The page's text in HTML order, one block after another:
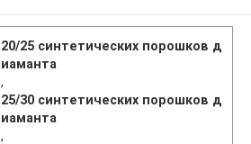
20/25 синтетических порошков д
иаманта
,
25/30 синтетических порошков д
иаманта
,